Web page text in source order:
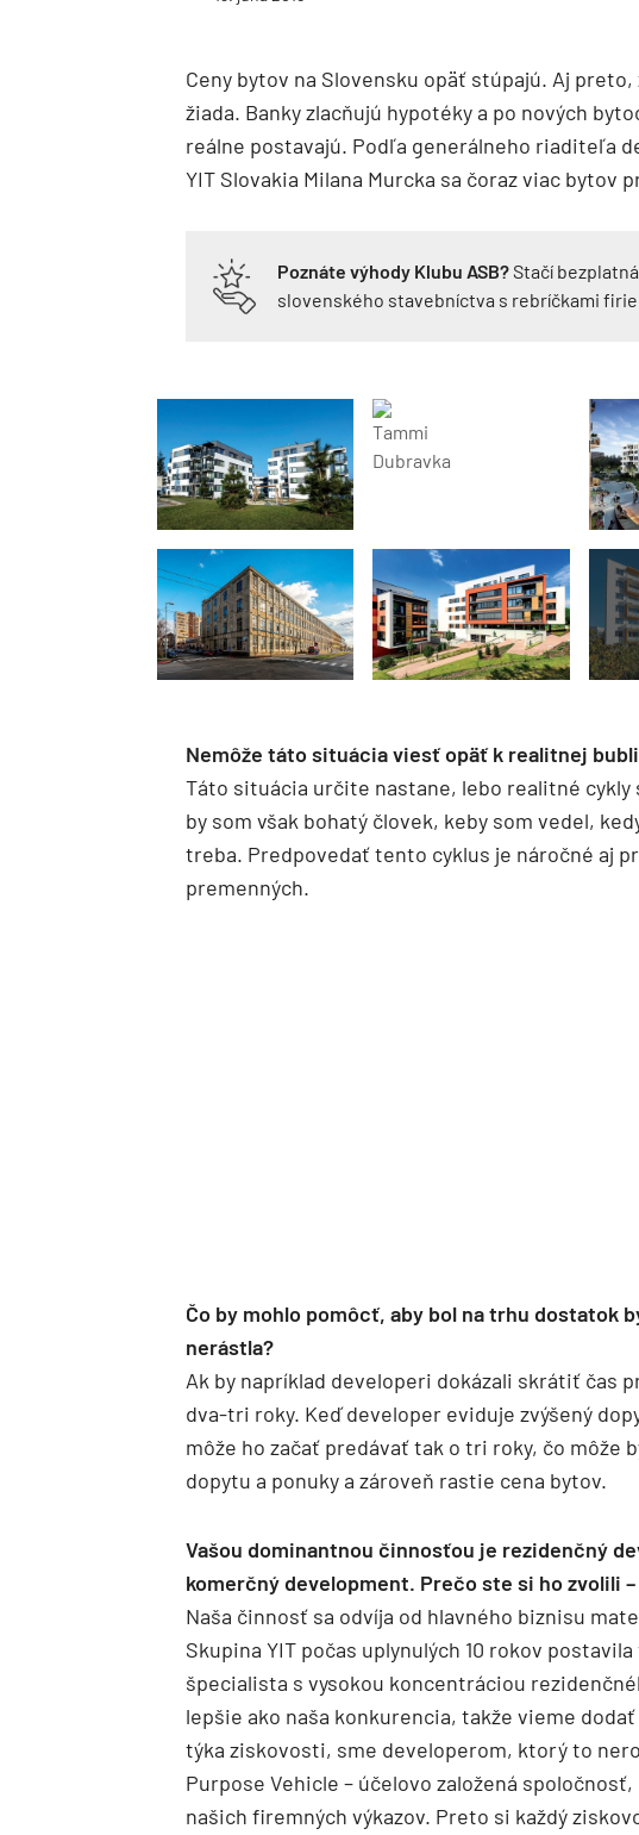
Ceny bytov na Slovensku opäť stúpajú. Aj
žiada. Banky zlacňujú hypotéky a po nových
reálne postavajú. Podľa generálneho riaditeľa
YIT Slovakia Milana Murcka sa čoraz viac bytov
Poznáte výhody Klubu ASB?Stačí
slovenského stavebníctva s rebríčkami
Nemôže táto situácia viesť opäť k realitnej
Táto situácia určite nastane, lebo realitné cykly
by som však bohatý človek, keby som vedel,
treba. Predpovedať tento cyklus je náročné aj
premenných.
Čo by mohlo pomôcť, aby bol na trhu dostatok
nerástla?
Ak by napríklad developeri dokázali skrátiť čas
dva-tri roky. Keď developer eviduje zvýšený
môže ho začať predávať tak o tri roky, čo môže
dopytu a ponuky a zároveň rastie cena bytov.
Vašou dominantnou činnosťou je rezidenčný
komerčný development. Prečo ste si ho zvolili
Naša činnosť sa odvíja od hlavného biznisu
Skupina YIT počas uplynulých 10 rokov
špecialista s vysokou koncentráciou
lepšie ako naša konkurencia, takže vieme
týka ziskovosti, sme developerom, ktorý to
Purpose Vehicle – účelovo založená
našich firemných výkazov. Preto si každý